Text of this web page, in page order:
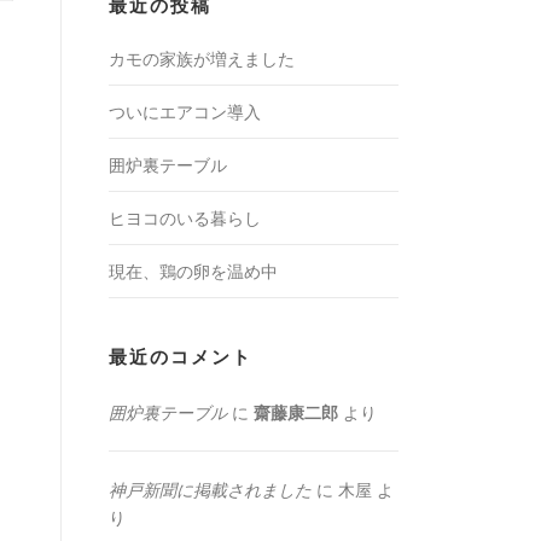
最近の投稿
カモの家族が増えました
ついにエアコン導入
囲炉裏テーブル
ヒヨコのいる暮らし
現在、鶏の卵を温め中
最近のコメント
囲炉裏テーブルに 齋藤康二郎 より
神戸新聞に掲載されました に 木屋 よ
り